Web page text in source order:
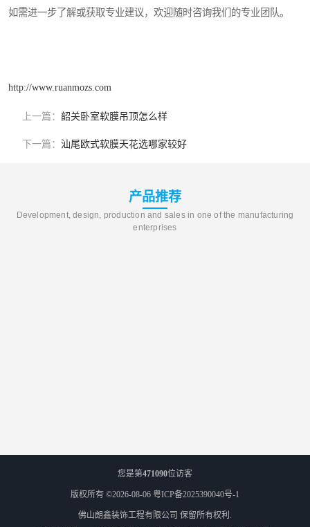
如需进一步了解或获取专业建议，欢迎随时咨询我们的专业团队。
http://www.ruanmozs.com
上一篇： 韶关卧室软膜吊顶怎么样
下一篇： 汕尾欧式软膜天花选哪家较好
产品推荐
Development, design, production and sales in one of the manufacturing
enterprises
您是第471090位访客
版权所有 ©2026-08-06 粤ICP备2025390040号-1
佛山朗鑫装饰工程有限公司 保留所有权利.